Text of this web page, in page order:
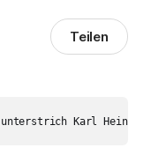
Teilen